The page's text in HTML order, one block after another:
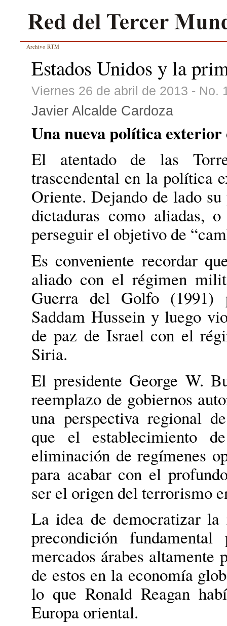
Archivo RTM
Estados Unidos y la
Viernes 26 de abril de 2013 - No.
Javier Alcalde Cardoza
Una nueva política
El atentado de las
trascendental en la política
Oriente. Dejando de lado
dictaduras como aliadas,
perseguir el objetivo de
Es conveniente recordar
aliado con el régimen
Guerra del Golfo (1991)
Saddam Hussein y luego
de paz de Israel con el
Siria.
El presidente George W.
reemplazo de gobiernos
una perspectiva regional
que el establecimiento
eliminación de regímenes
para acabar con el
ser el origen del terrorismo
La idea de democratizar
precondición
mercados árabes
de estos en la economía
lo que Ronald Reagan
Europa oriental.